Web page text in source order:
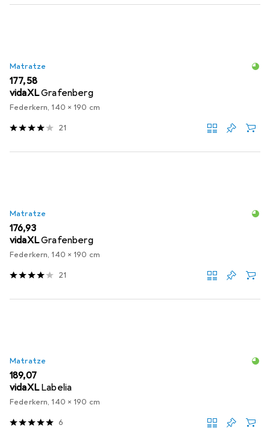
Matratze
EUR
177,58
vidaXLGrafenberg
Federkern, 140 x 190 cm
21
Matratze
EUR
176,93
vidaXLGrafenberg
Federkern, 140 x 190 cm
21
Matratze
EUR
189,07
vidaXL Labelia
Federkern, 140 x 190 cm
6